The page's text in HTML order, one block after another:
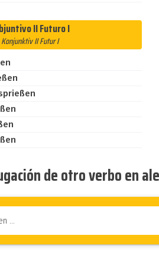
II Futuro I
Konjunktiv II Futur I
de otro verbo en